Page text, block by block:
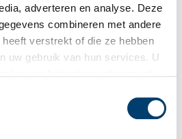
adverteren en analyse. Deze
combineren met andere
verstrekt of die ze hebben
uw gebruik van hun services. U
Singer
met de welgestelde Amerikaan
zijn beste vriend Martin Borgord
De Wilde Zwanen in Laren,
in Noorwegen. En Martin?